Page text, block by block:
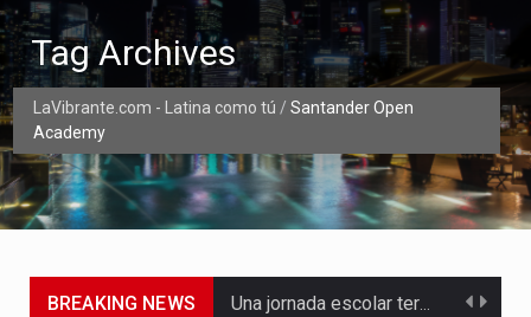
LaVibrante.com - Latina como tú / Santander Open
Academy
Tag Archives
BREAKING NEWS Una jornada escolar terminó en tragedia este viernes 7 de…